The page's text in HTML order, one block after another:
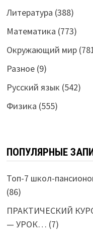
Литература (388)
Математика (773)
Окружающий мир
Разное(9)
Русский язык (542)
Физика (555)
ПОПУЛЯРНЫЕ
Топ-7 школ-
(86)
ПРАКТИЧЕСКИЙ
— УРОК… (7)